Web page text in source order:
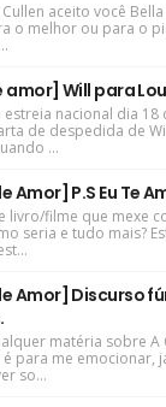
Cullen aceito você
o melhor ou para o
amor] Will para
estreia nacional dia 18
de despedida de
...
Amor] P.S Eu Te
livro/filme que mexe
seria e tudo mais?
Amor] Discurso
matéria sobre A
para me emocionar,
so...